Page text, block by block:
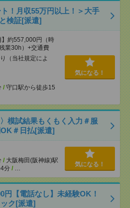
！月収55万円以上！＞大手
検証[派遣]
約557,000円（時
業30h）+交通費
（当社規定によ
/ 守口駅から徒歩15
気になる！
模試結果もくもく入力＃服
＃日払[派遣]
/ 大阪梅田(阪神線)駅
分 / …
気になる！
円【電話なし】未経験OK！
ック[派遣]